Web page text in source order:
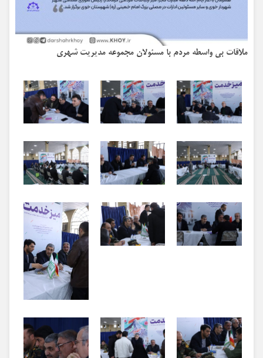
ملاقات بی واسطه مردم با مسئولان مجموعه مدیریت شهری